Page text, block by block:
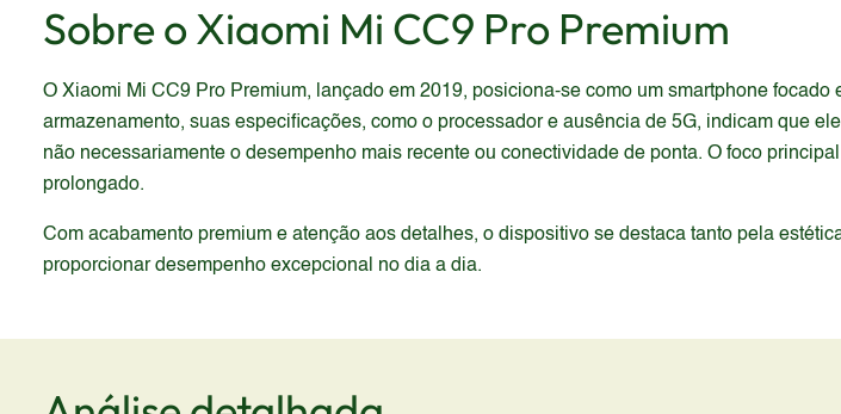
Sobre o Xiaomi Mi CC9 Pro Premium
O Xiaomi Mi CC9 Pro Premium, lançado em 2019, posiciona-se como um smartphone
armazenamento, suas especificações, como o processador e ausência de 5G, indicam que
não necessariamente o desempenho mais recente ou conectividade de ponta. O foco
prolongado.
Com acabamento premium e atenção aos detalhes, o dispositivo se destaca tanto pela
proporcionar desempenho excepcional no dia a dia.